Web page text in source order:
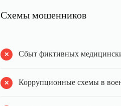
Схемы мошенников
Сбыт фиктивных
Коррупционные схемы в